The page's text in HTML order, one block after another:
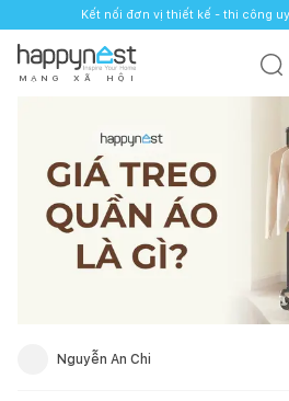
Kết nối đơn vị thiết kế - thi công
M Ạ N G X Ã H Ộ I
Nguyễn An Chi